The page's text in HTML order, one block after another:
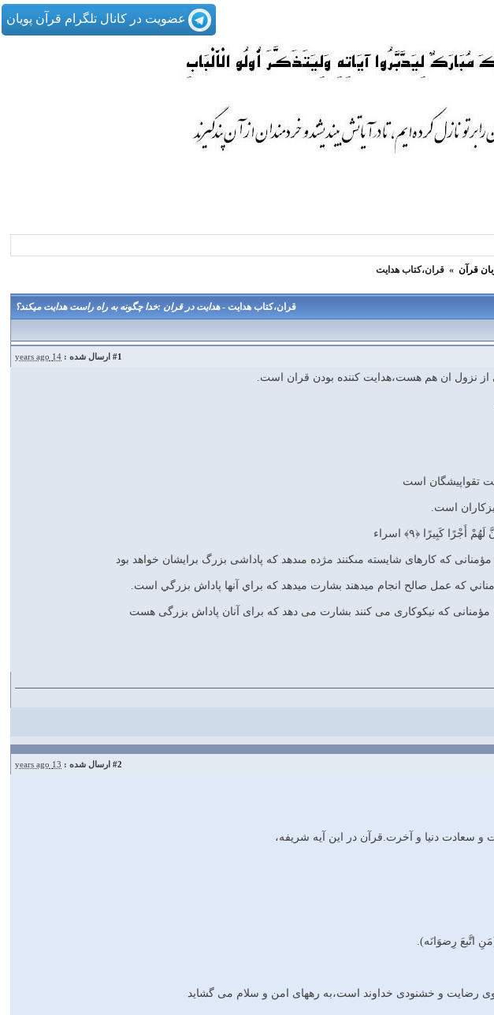
عضویت در کانال تلگرام قرآن پویان
قرآن » قران،کتاب هدایت
قران،کتاب هدایت -هدايت در قران :خدا چگونه به راه راست هدايت ميكند؟
#1 ارسال شده : 14 years ago
از نزول ان هم هست،هدایت کننده بودن قران است.
تقواپيشگان است
است.
كَبِيرًا ﴿۹﴾ اسراء
مؤمنانى كه كارهاى شايسته مى‏كنند مژده مى‏دهد كه پاداشى بزرگ برايشان خواهد بود
كه عمل صالح انجام مي‏دهند بشارت مي‏دهد كه براي آنها پاداش بزرگي است.
مؤمنانى كه نيكوكارى مى‏ كنند بشارت مى ‏دهد كه براى آنان پاداش بزرگى هست‏
#2 ارسال شده : 13 years ago
سعادت دنیا و آخرت.قرآن در این آیه شریفه،
رضایت و خشنودی خداوند است،به رههای امن و سلام می گشاید